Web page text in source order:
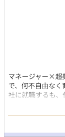
マネージャー×超
で、何不自由な
社に就職するも
えられたものは
のメンバーだっ
位の称号を持ち
れているシウ。